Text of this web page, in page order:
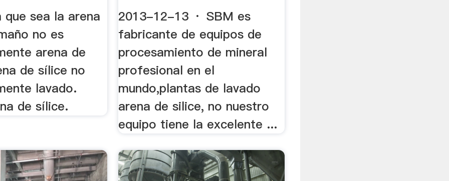
que sea la arena
no es
arena de
de sílice no
lavado.
de sílice.
2013-12-13 · SBM es
fabricante de equipos de
procesamiento de mineral
profesional en el
mundo,plantas de lavado
arena de silice, no nuestro
equipo tiene la excelente ...